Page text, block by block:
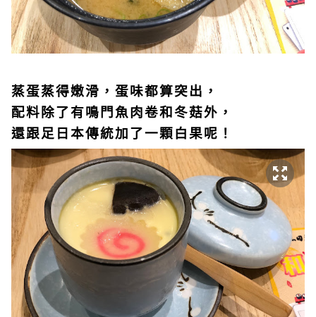
蒸蛋蒸得嫩滑，蛋味都算突出，
配料除了有鳴門魚肉卷和冬菇外，
還跟足日本傳統加了一顆白果呢！